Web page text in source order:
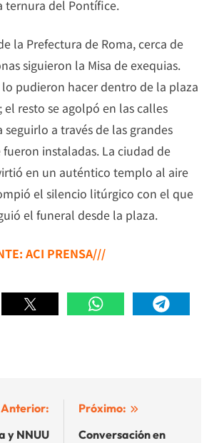
ternura del Pontífice.
la Prefectura de Roma, cerca de
siguieron la Misa de exequias.
lo pudieron hacer dentro de la plaza
el resto se agolpó en las calles
seguirlo a través de las grandes
instaladas. La ciudad de
en un auténtico templo al aire
el silencio litúrgico con el que
el funeral desde la plaza.
ACI PRENSA///
Anterior:
y NNUU
Próximo:
Conversación en